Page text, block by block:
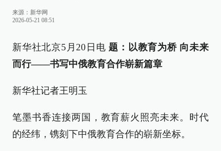
来源： 新华网
2026-05-21 08:51
新华社北京5月20日电 题：以教育为桥 向未来
而行——书写中俄教育合作崭新篇章
新华社记者王明玉
笔墨书香连接两国，教育薪火照亮未来。时代
的经纬，镌刻下中俄教育合作的崭新坐标。